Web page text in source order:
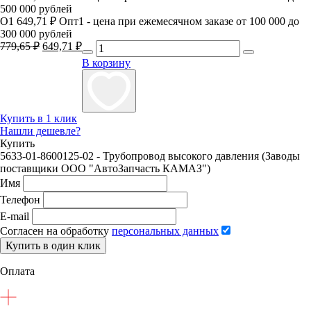
500 000 рублей
О1 649,71 ₽ Опт1 - цена при ежемесячном заказе от 100 000 до
300 000 рублей
779,65₽ Первоначальная
составляла
649,71 ₽ Текущая
цена:
649,71 ₽.
В корзину
Купить в 1 клик
Нашли дешевле?
Купить
5633-01-8600125-02 - Трубопровод высокого давления (Заводы
поставщики ООО "АвтоЗапчасть КАМАЗ")
Имя
Телефон
E-mail
Согласен на обработку персональных данных
Купить в один клик
Оплата